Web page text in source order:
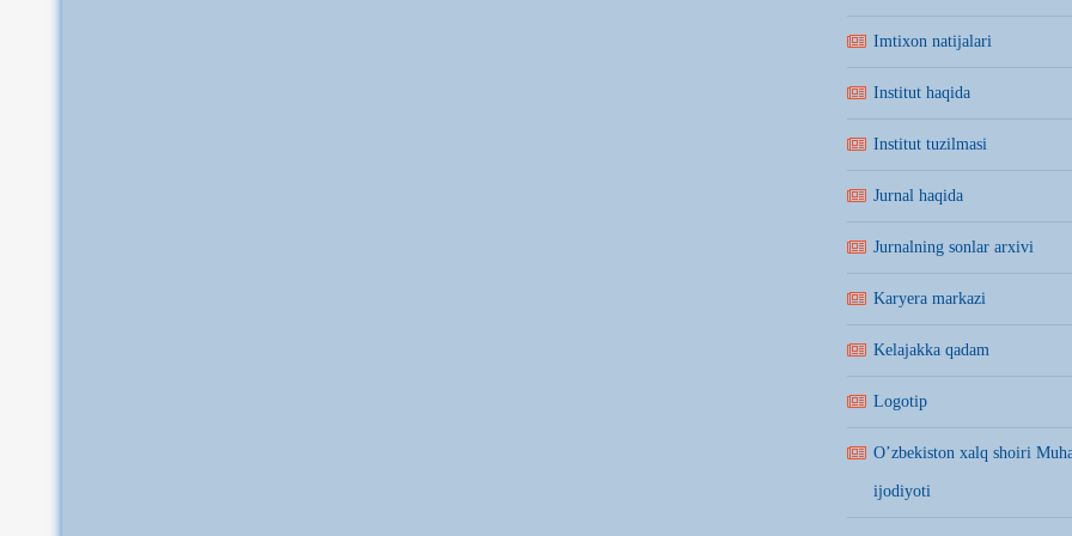
Imtixon natijalari
Institut haqida
Institut tuzilmasi
Jurnal haqida
Jurnalning sonlar arxivi
Karyera markazi
Kelajakka qadam
Logotip
O’zbekiston xalq shoiri
ijodiyoti